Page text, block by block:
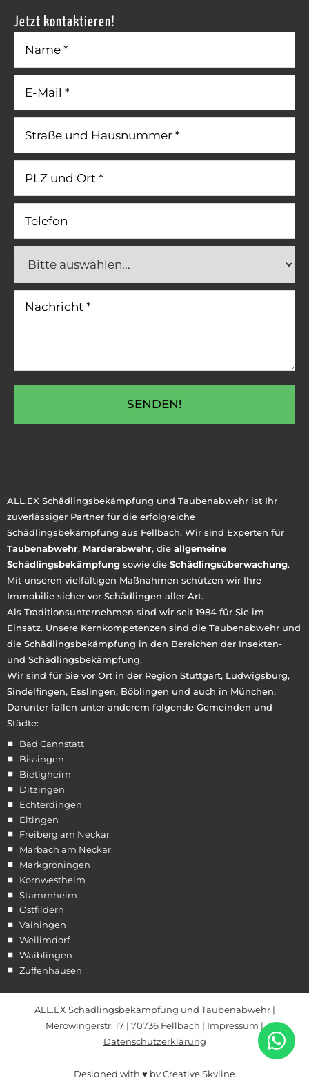
Jetzt kontaktieren!
SENDEN!
ALL.EX Schädlingsbekämpfung und Taubenabwehr ist Ihr
zuverlässiger Partner für die erfolgreiche
Schädlingsbekämpfung aus Fellbach. Wir sind Experten für
Taubenabwehr, Marderabwehr, die allgemeine
Schädlingsbekämpfung sowie die Schädlingsüberwachung.
Mit unseren vielfältigen Maßnahmen schützen wir Ihre
Immobilie sicher vor Schädlingen aller Art.
Als Traditionsunternehmen sind wir seit 1984 für Sie im
Einsatz. Unsere Kernkompetenzen sind die Taubenabwehr und
die Schädlingsbekämpfung in den Bereichen der Insekten-
und Schädlingsbekämpfung.
Wir sind für Sie vor Ort in der Region Stuttgart, Ludwigsburg,
Sindelfingen, Esslingen, Böblingen und auch in München.
Darunter fallen unter anderem folgende Gemeinden und
Städte:
Bad Cannstatt
Bissingen
Bietigheim
Ditzingen
Echterdingen
Eltingen
Freiberg am Neckar
Marbach am Neckar
Markgröningen
Kornwestheim
Stammheim
Ostfildern
Vaihingen
Weilimdorf
Waiblingen
Zuffenhausen
ALL.EX Schädlingsbekämpfung und Taubenabwehr |
Merowingerstr. 17 | 70736 Fellbach | Impressum |
Datenschutzerklärung
Designed with ♥ by Creative Skyline